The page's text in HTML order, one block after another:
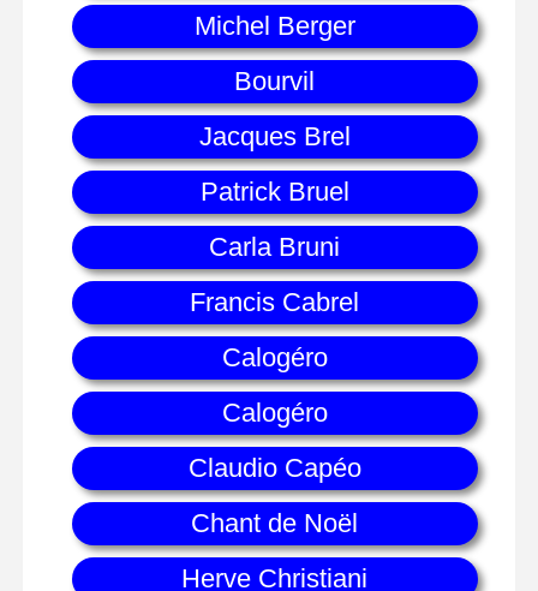
Michel Berger
Bourvil
Jacques Brel
Patrick Bruel
Carla Bruni
Francis Cabrel
Calogéro
Calogéro
Claudio Capéo
Chant de Noël
Herve Christiani